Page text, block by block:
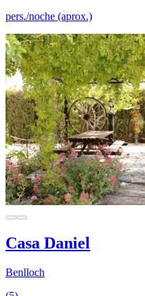
pers./noche (aprox.)
Casa Daniel
Benlloch